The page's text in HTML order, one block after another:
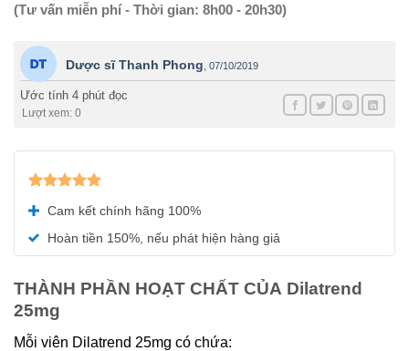
(Tư vấn miễn phí - Thời gian: 8h00 - 20h30)
Dược sĩ Thanh Phong 07/10/2019
Ước tính 4 phút đọc
Lượt xem: 0
hạng5.00
5 sao
Cam kết chính hãng 100%
Hoàn tiền 150%, nếu phát hiện hàng giả
THÀNH PHẦN HOẠT CHẤT CỦA Dilatrend
25mg
Mỗi viên Dilatrend 25mg có chứa: